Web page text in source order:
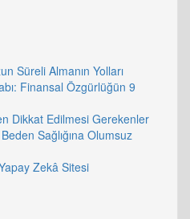
Süreli Almanın Yolları
Finansal Özgürlüğün 9
Dikkat Edilmesi Gerekenler
Sağlığına Olumsuz
Zekâ Sitesi